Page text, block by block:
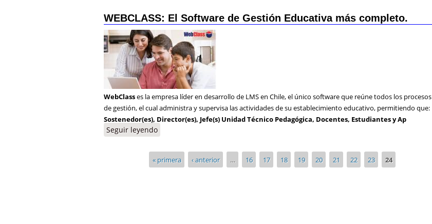
WEBCLASS: El Software de Gestión Educativa más completo.
WebClasses la empresa líder en desarrollo de LMS en Chile, el único software que reúne todos los procesos
de gestión, el cual administra y supervisa las actividades de su establecimiento educativo, permitiendo que:
Sostenedor(es), Director(es), Jefe(s) Unidad Técnico Pedagógica, Docentes, Estudiantes y Ap
Seguir leyendo
« primera ‹ anterior … 16 17 18 19 20 21 22 23 24